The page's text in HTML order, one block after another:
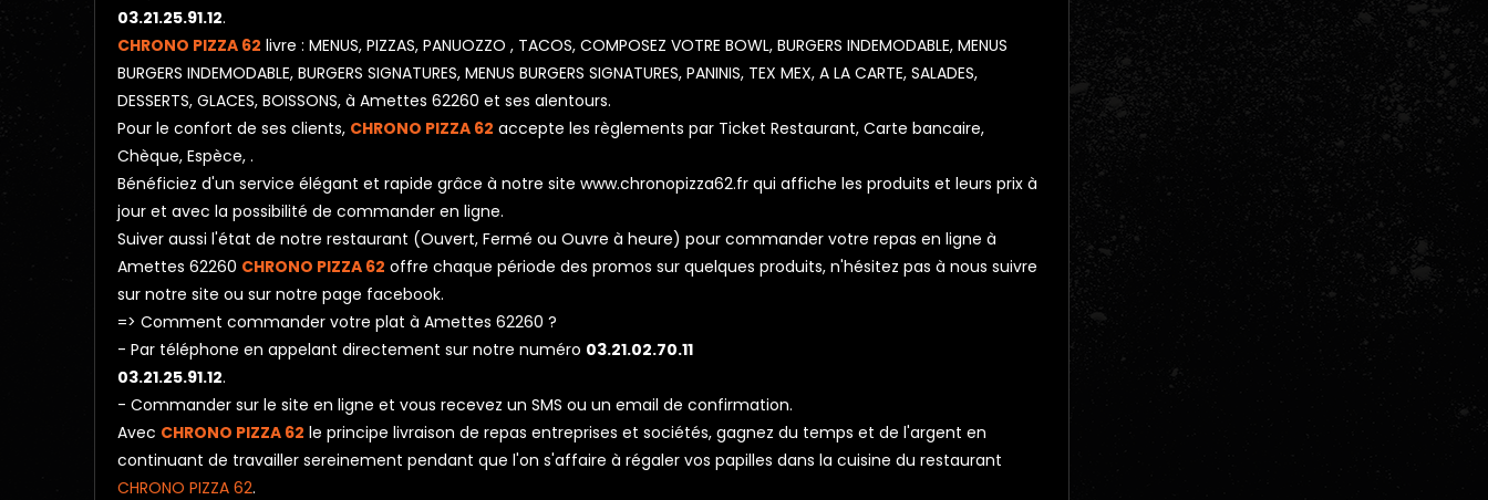
03.21.25.91.12.
CHRONO PIZZA 62 livre : MENUS, PIZZAS, PANUOZZO , TACOS, COMPOSEZ VOTRE BOWL, BURGERS INDEMODABLE, MENUS
BURGERS INDEMODABLE, BURGERS SIGNATURES, MENUS BURGERS SIGNATURES, PANINIS, TEX MEX, A LA CARTE, SALADES,
DESSERTS, GLACES, BOISSONS, à Amettes 62260 et ses alentours.
Pour le confort de ses clients, CHRONO PIZZA 62 accepte les règlements par Ticket Restaurant, Carte bancaire,
Chèque, Espèce, .
Bénéficiez d'un service élégant et rapide grâce à notre site www.chronopizza62.fr qui affiche les produits et leurs prix à
jour et avec la possibilité de commander en ligne.
Suiver aussi l'état de notre restaurant (Ouvert, Fermé ou Ouvre à heure) pour commander votre repas en ligne à
Amettes 62260 CHRONO PIZZA 62 offre chaque période des promos sur quelques produits, n'hésitez pas à nous suivre
sur notre site ou sur notre page facebook.
=> Comment commander votre plat à Amettes 62260 ?
- Par téléphone en appelant directement sur notre numéro 03.21.02.70.11
03.21.25.91.12.
- Commander sur le site en ligne et vous recevez un SMS ou un email de confirmation.
Avec CHRONO PIZZA 62 le principe livraison de repas entreprises et sociétés, gagnez du temps et de l'argent en
continuant de travailler sereinement pendant que l'on s'affaire à régaler vos papilles dans la cuisine du restaurant
CHRONO PIZZA 62.